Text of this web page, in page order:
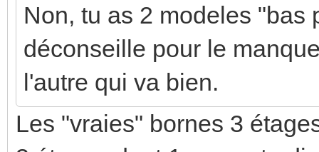
Non, tu as 2 modeles "bas
déconseille pour le
l'autre qui va bien.
Les "vraies" bornes 3